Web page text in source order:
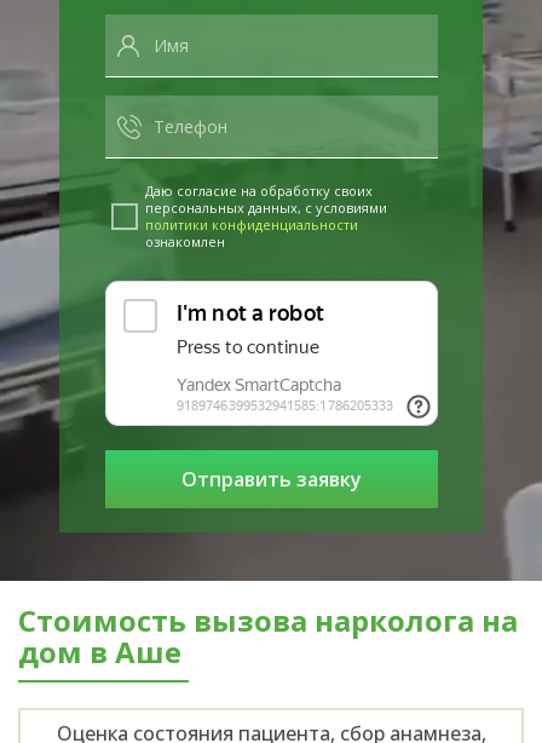
Даю согласие на обработку своих
персональных данных, с условиями
политики конфиденциальности
ознакомлен
Стоимость вызова нарколога на
дом в Аше
Оценка состояния пациента, сбор анамнеза,